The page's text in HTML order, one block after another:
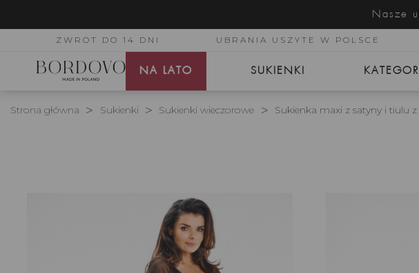
Nasze
ZWROT DO 14 DNI UBRANIA USZYTE W POLSCE
NA LATO SUKIENKI
Strona główna Sukienki Sukienki wieczorowe Sukienka maxi z satyny i tiulu